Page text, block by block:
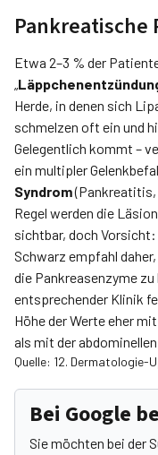
Etwa 2–3 % der
„
Herde, in denen sich
schmelzen oft ein und
Gelegentlich kommt –
ein multipler
Syndrom
Regel werden die
sichtbar, doch
Schwarz empfahl
die Pankreas­enzyme
entsprechender Klinik
Höhe der Werte eher
als mit der
Quelle: 12. Dermatologie-
Bei Google
Sie möchten bei der